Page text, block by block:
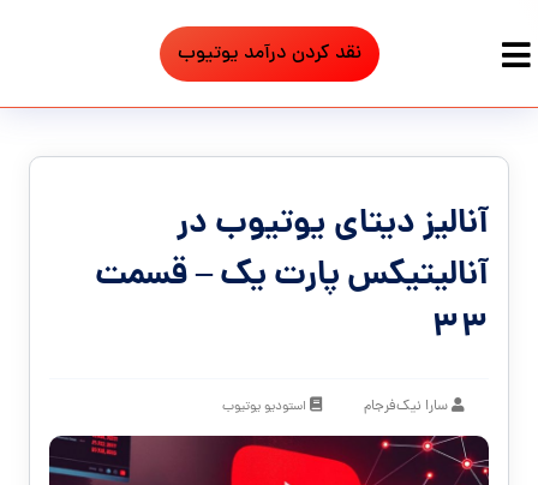
نقد کردن درآمد یوتیوب
آنالیز دیتای یوتیوب در
آنالیتیکس پارت یک – قسمت
۳۳
سارا نیک‌فرجام استودیو یوتیوب